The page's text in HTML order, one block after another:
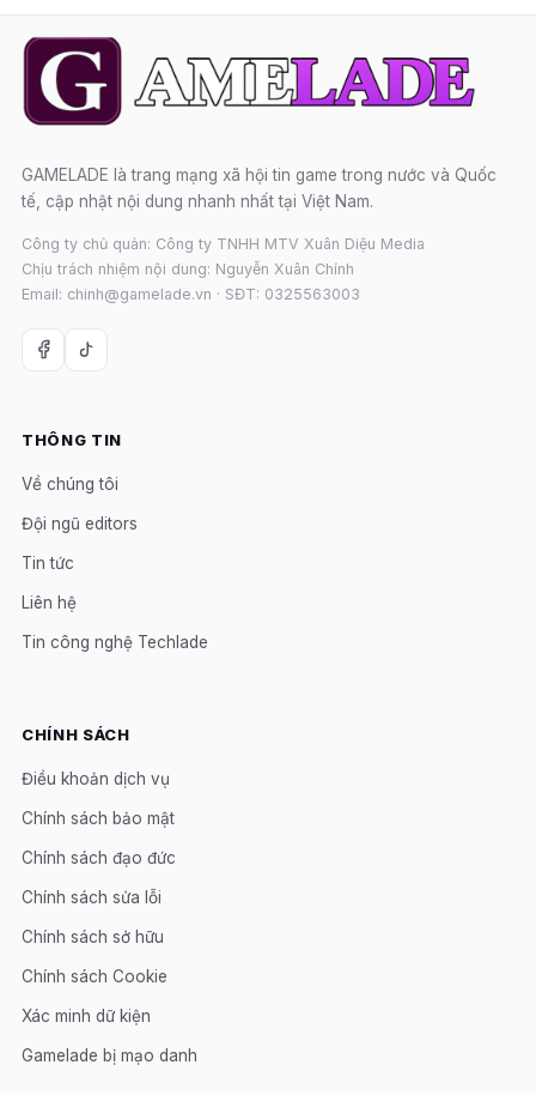
GAMELADE là trang mạng xã hội tin game trong nước và Quốc
tế, cập nhật nội dung nhanh nhất tại Việt Nam.
Công ty chủ quản: Công ty TNHH MTV Xuân Diệu Media
Chịu trách nhiệm nội dung: Nguyễn Xuân Chính
Email: chinh@gamelade.vn · SĐT: 0325563003
THÔNG TIN
Về chúng tôi
Đội ngũ editors
Tin tức
Liên hệ
Tin công nghệ Techlade
CHÍNH SÁCH
Điều khoản dịch vụ
Chính sách bảo mật
Chính sách đạo đức
Chính sách sửa lỗi
Chính sách sở hữu
Chính sách Cookie
Xác minh dữ kiện
Gamelade bị mạo danh